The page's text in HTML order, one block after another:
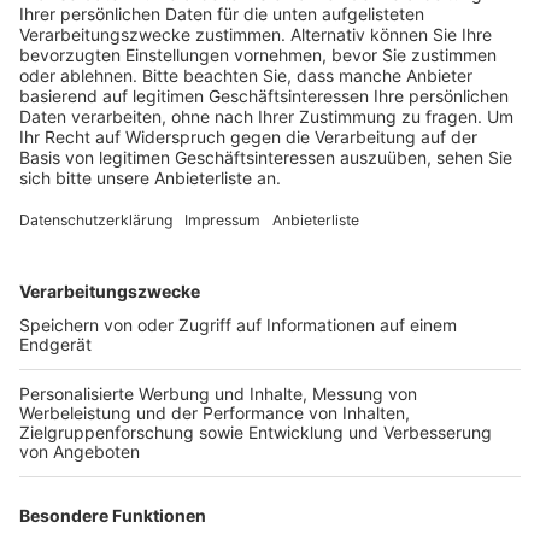
Gästen gegeben haben. Bei einem Einbruch soll er
außerdem selbst beteiligt gewesen sein.
Veröffentlicht:Freitag, 28.04.2023 17:08
Anzeige
In den letzten Wochen waren bereits weitere
seitdem in Untersuchungshaft. Den Männern wird
vorgeworfen, für mehrere Einbrüche verantwortlich zu
sein. Bei den Durchsuchungen fanden die Beamten
zum Beispiel neben mehreren Tausend Euro Bargeld
auch rund 200 Gramm Kokain, Schmuck und
Einbruchswerkzeug. Außerdem stellten die Polizisten
auch verschiedene Gegenstände sicher, bei denen es
der Beutestücke konnten die Beamten beispielsweise